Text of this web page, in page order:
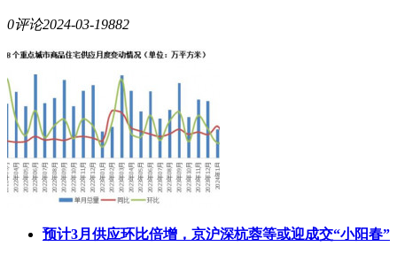
0评论2024-03-19882
预计3月供应环比倍增，京沪深杭蓉等或迎成交“小阳春”